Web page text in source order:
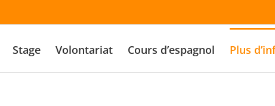
Stage Volontariat Cours d’espagnol Plus